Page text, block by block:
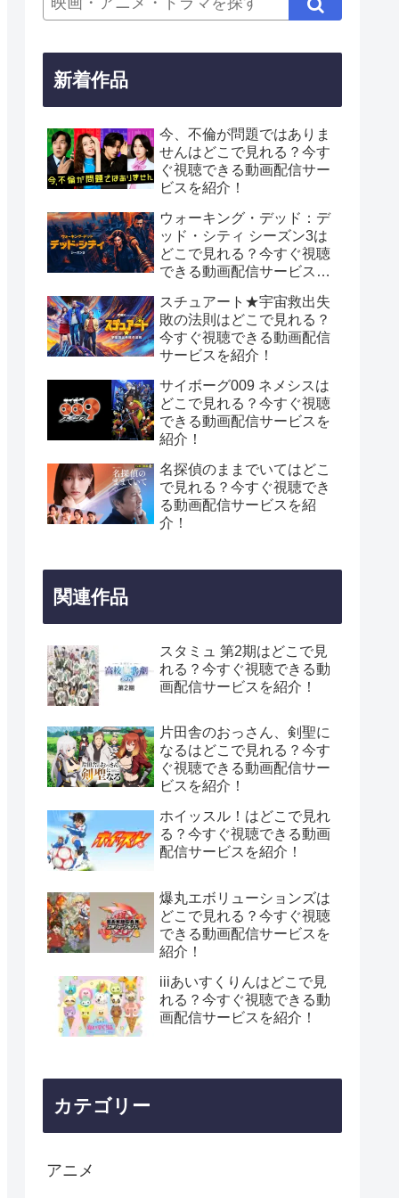
新着作品
今、不倫が問題ではありま
せんはどこで見れる？今す
ぐ視聴できる動画配信サー
ビスを紹介！
ウォーキング・デッド：デ
ッド・シティ シーズン3は
どこで見れる？今すぐ視聴
できる動画配信サービスを
スチュアート★宇宙救出失
敗の法則はどこで見れる？
今すぐ視聴できる動画配信
サービスを紹介！
サイボーグ009 ネメシスは
どこで見れる？今すぐ視聴
できる動画配信サービスを
紹介！
名探偵のままでいてはどこ
で見れる？今すぐ視聴でき
る動画配信サービスを紹
介！
関連作品
スタミュ 第2期はどこで見
れる？今すぐ視聴できる動
画配信サービスを紹介！
片田舎のおっさん、剣聖に
なるはどこで見れる？今す
ぐ視聴できる動画配信サー
ビスを紹介！
ホイッスル！はどこで見れ
る？今すぐ視聴できる動画
配信サービスを紹介！
爆丸エボリューションズは
どこで見れる？今すぐ視聴
できる動画配信サービスを
紹介！
iiiあいすくりんはどこで見
れる？今すぐ視聴できる動
画配信サービスを紹介！
カテゴリー
アニメ